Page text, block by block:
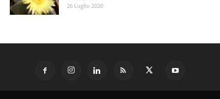
26 Luglio 2020